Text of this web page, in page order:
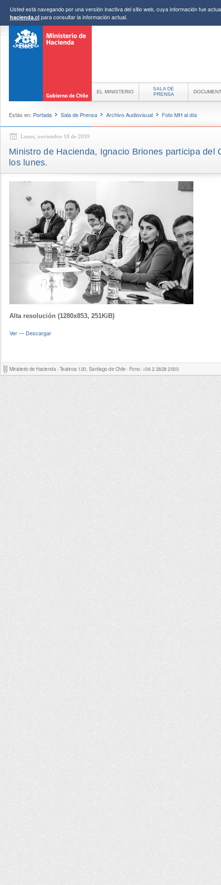
Usted está navegando por una versión inactiva del sitio web, cuya información fue
hacienda.cl para consultar la información actual.
EL MINISTERIO
SALA DE
PRENSA
Estás en: Portada Sala de Prensa Archivo Audiovisual Foto MH al día
Lunes, noviembre 18 de 2019
Ministro de Hacienda, Ignacio Briones participa del
los lunes.
Alta resolución (1280x853, 251KiB)
Ver— Descargar
Ministerio de Hacienda - Teatinos 120, Santiago de Chile - Fono: +56 2 2828 2000